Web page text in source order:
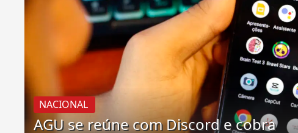
NACIONAL
AGU se reúne com Discord e cobra